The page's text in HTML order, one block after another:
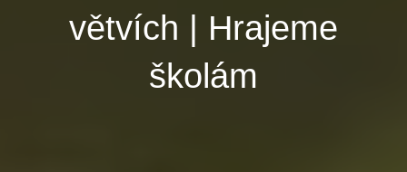
větvích | Hrajeme
školám